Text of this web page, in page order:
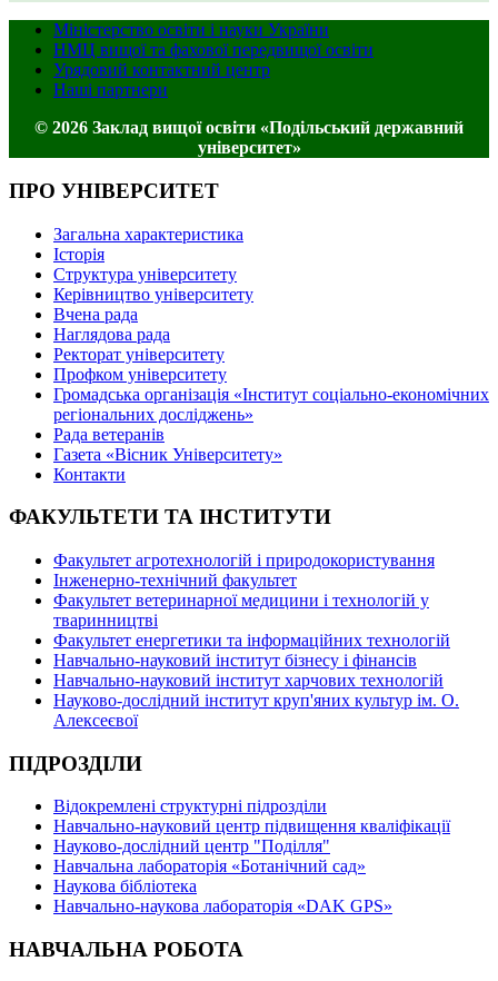
Міністерство освіти і науки України
НМЦ вищої та фахової передвищої освіти
Урядовий контактний центр
Наші партнери
© 2026 Заклад вищої освіти «Подільський державний
університет»
ПРО УНІВЕРСИТЕТ
Загальна характеристика
Історія
Структура університету
Керівництво університету
Вчена рада
Наглядова рада
Ректорат університету
Профком університету
Громадська організація «Інститут соціально-економічних
регіональних досліджень»
Рада ветеранів
Газета «Вісник Університету»
Контакти
ФАКУЛЬТЕТИ ТА ІНСТИТУТИ
Факультет агротехнологій і природокористування
Інженерно-технічний факультет
Факультет ветеринарної медицини і технологій у
тваринництві
Факультет енергетики та інформаційних технологій
Навчально-науковий інститут бізнесу і фінансів
Навчально-науковий інститут харчових технологій
Науково-дослідний інститут круп'яних культур ім. О.
Алексеєвої
ПІДРОЗДІЛИ
Відокремлені структурні підрозділи
Навчально-науковий центр підвищення кваліфікації
Науково-дослідний центр "Поділля"
Навчальна лабораторія «Ботанічний сад»
Наукова бібліотека
Навчально-наукова лабораторія «DAK GPS»
НАВЧАЛЬНА РОБОТА